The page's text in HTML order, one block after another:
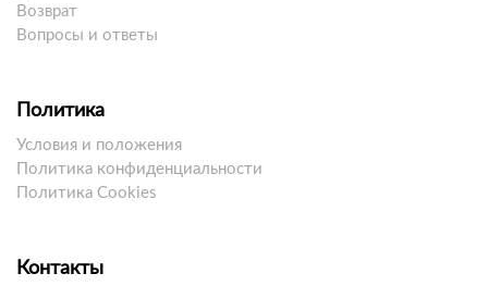
Возврат
Вопросы и ответы
Политика
Условия и положения
Политика конфиденциальности
Политика Cookies
Контакты